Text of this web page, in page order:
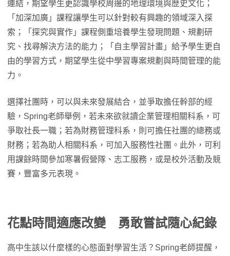
連結，期望學生更認識學校周邊的地理環境與歷史文化；
「加深加廣」課程讓學生可以針對較有興趣的領域深入探
索；「探究與實作」課程側重培養學生發現問題、規劃研
究、找尋解決方法的能力；「自主學習計畫」給予學生更自
由的學習方式，期望學生從中學習專案規劃與時間管理的能
力。
選擇社團時，可以與未來發展結合，並爭取擔任幹部的經
驗，Spring老師舉例，若未來欲就讀企業管理相關科系，可
爭取社長一職；若為財務管理科系，則可擔任社團的總務或
財務；若為助人相關科系，可加入服務性社團。此外，可利
用課餘時間參加寒暑假營隊、志工服務，或是校外活動及競
賽，豐富多元表現。
花點時間適應改變 勇敢嘗試隨心紀錄
高中生該以什麼樣的心態面對學習生活？Spring老師提醒，